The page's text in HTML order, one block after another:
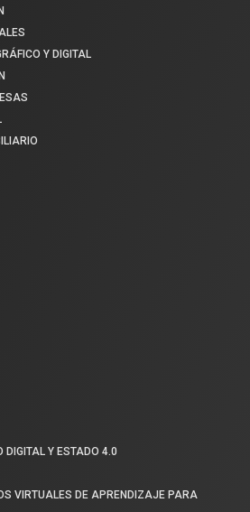
Y DIGITAL
DIGITAL Y ESTADO 4.0
VIRTUALES DE APRENDIZAJE PARA